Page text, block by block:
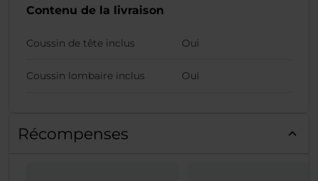
Contenu de la livraison
Coussin de tête inclus Oui
Coussin lombaire inclus Oui
Récompenses